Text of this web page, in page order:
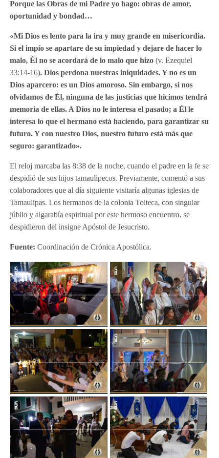
Porque las Obras de mi Padre yo hago: obras de amor,
oportunidad y bondad…
«Mi Dios es lento para la ira y muy grande en misericordia.
Si el impío se apartare de su impiedad y dejare de hacer lo
malo, Él no se acordará de lo malo que hizo(v. Ezequiel
33:14-16). Dios perdona nuestras iniquidades. Y no es un
Dios aparcero: es un Dios amoroso. Sin embargo, si nos
olvidamos de Él, ninguna de las justicias que hicimos tendrá
memoria de ellas. A Dios no le interesa el pasado; a Él le
interesa lo que el hermano está haciendo, para garantizar su
futuro. Y con nuestro Dios, nuestro futuro está más que
seguro: garantizado».
El reloj marcaba las 8:38 de la noche, cuando el padre en la fe se
despidió de sus hijos tamaulipecos. Previamente, comentó a sus
colaboradores que al día siguiente visitaría algunas iglesias de
Tamaulipas. Los hermanos de la colonia Tolteca, con singular
júbilo y algarabía espiritual por este hermoso encuentro, se
despidieron del insigne Apóstol de Jesucristo.
Fuente: Coordinación de Crónica Apostólica.